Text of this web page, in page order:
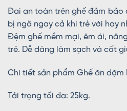
Đai an toàn trên ghế đảm bảo
bị ngã ngay cả khi trẻ với hay
Đệm ghế mềm mại, êm ái,
trẻ. Dễ dàng làm sạch và cất
Chi tiết sản phẩm Ghế ăn dặm
Tải trọng tối đa: 25kg.